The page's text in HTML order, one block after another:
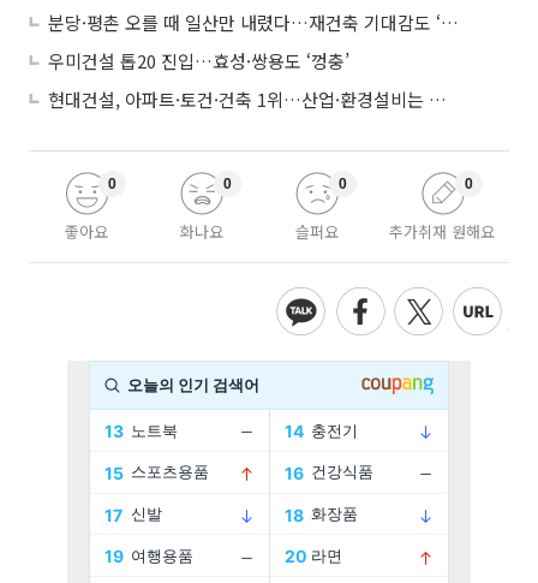
분당·평촌 오를 때 일산만 내렸다…재건축 기대감도 ‘무색’
우미건설 톱20 진입…효성·쌍용도 ‘껑충’
현대건설, 아파트·토건·건축 1위…산업·환경설비는 삼성E&A
좋아요
0
화나요
0
슬퍼요
0
추가취재 원해요
0